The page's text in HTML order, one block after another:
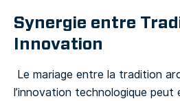
Synergie entre
Innovation
Le mariage entre la tradition
l’innovation technologique peut